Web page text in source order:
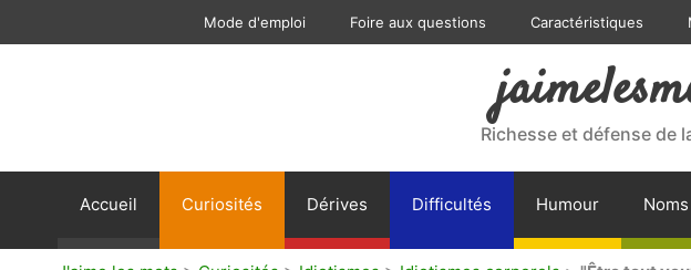
Mode d'emploi Foire aux questions Caractéristiques
Richesse et défense de
Accueil Curiosités Dérives Difficultés Humour